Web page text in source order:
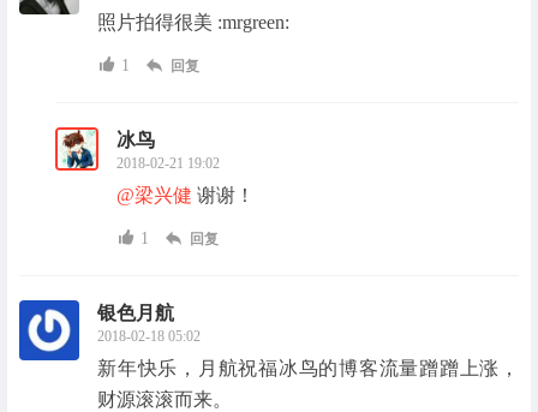
照片拍得很美 :mrgreen:
1 回复
冰鸟
2018-02-21 19:02
@梁兴健 谢谢！
1 回复
银色月航
2018-02-18 05:02
新年快乐，月航祝福冰鸟的博客流量蹭蹭上涨，
财源滚滚而来。